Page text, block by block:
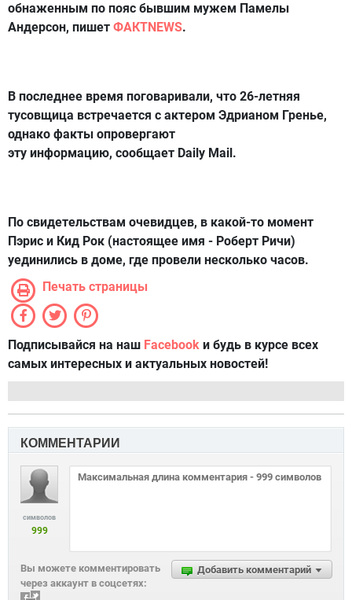
обнаженным по пояс бывшим мужем Памелы
Андерсон, пишет ФАКТNEWS.
В последнее время поговаривали, что 26-летняя
тусовщица встречается с актером Эдрианом Гренье,
однако факты опровергают
эту информацию, сообщает Daily Mail.
По свидетельствам очевидцев, в какой-то момент
Пэрис и Кид Рок (настоящее имя - Роберт Ричи)
уединились в доме, где провели несколько часов.
Печать страницы
Подписывайся на наш Facebook и будь в курсе всех
самых интересных и актуальных новостей!
КОММЕНТАРИИ
символов
999
Добавить комментарий
Вы можете комментировать
через аккаунт в соцсетях: